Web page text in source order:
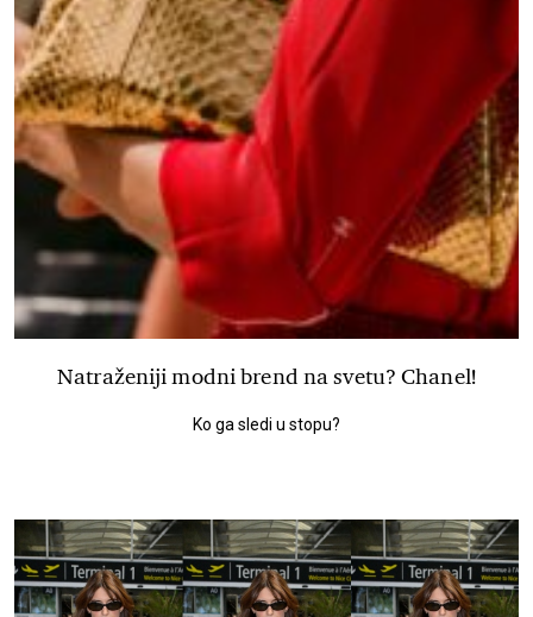
Natraženiji modni brend na svetu? Chanel!
Ko ga sledi u stopu?